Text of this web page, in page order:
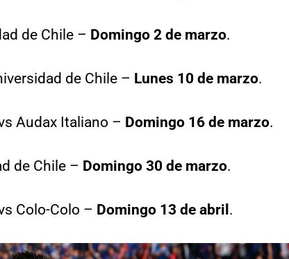
de Chile – Domingo 2 de marzo.
de Chile – Lunes 10 de marzo.
Audax Italiano – Domingo 16 de marzo.
de Chile – Domingo 30 de marzo.
Colo-Colo – Domingo 13 de abril .